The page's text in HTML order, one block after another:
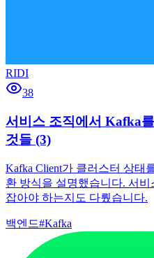
RIDI
38
서비스 조직에서 Kafka
것들 (3)
Kafka Client가 클러스터 상태
환 방식을 설명했습니다. 서
잡아야 하는지도 다뤘습니다.
백엔드#Kafka